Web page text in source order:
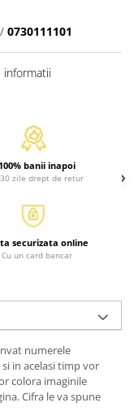
/ 0730111101
100% banii inapoi
zile drept de retur
securizata online
Cu un card bancar
numerele
in acelasi timp vor
colora imaginile
Cifra le va spune